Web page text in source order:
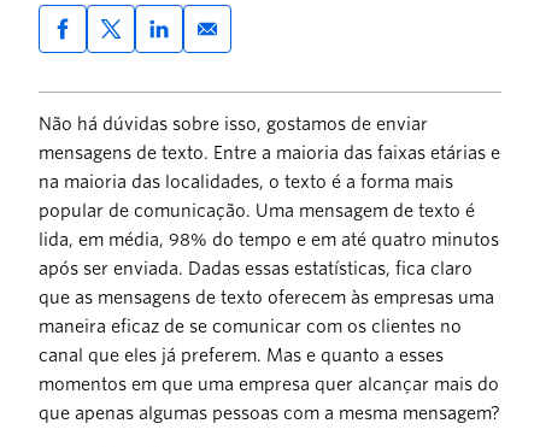
Não há dúvidas sobre isso, gostamos de enviar
mensagens de texto. Entre a maioria das faixas etárias e
na maioria das localidades, o texto é a forma mais
popular de comunicação. Uma mensagem de texto é
lida, em média, 98% do tempo e em até quatro minutos
após ser enviada. Dadas essas estatísticas, fica claro
que as mensagens de texto oferecem às empresas uma
maneira eficaz de se comunicar com os clientes no
canal que eles já preferem. Mas e quanto a esses
momentos em que uma empresa quer alcançar mais do
que apenas algumas pessoas com a mesma mensagem?